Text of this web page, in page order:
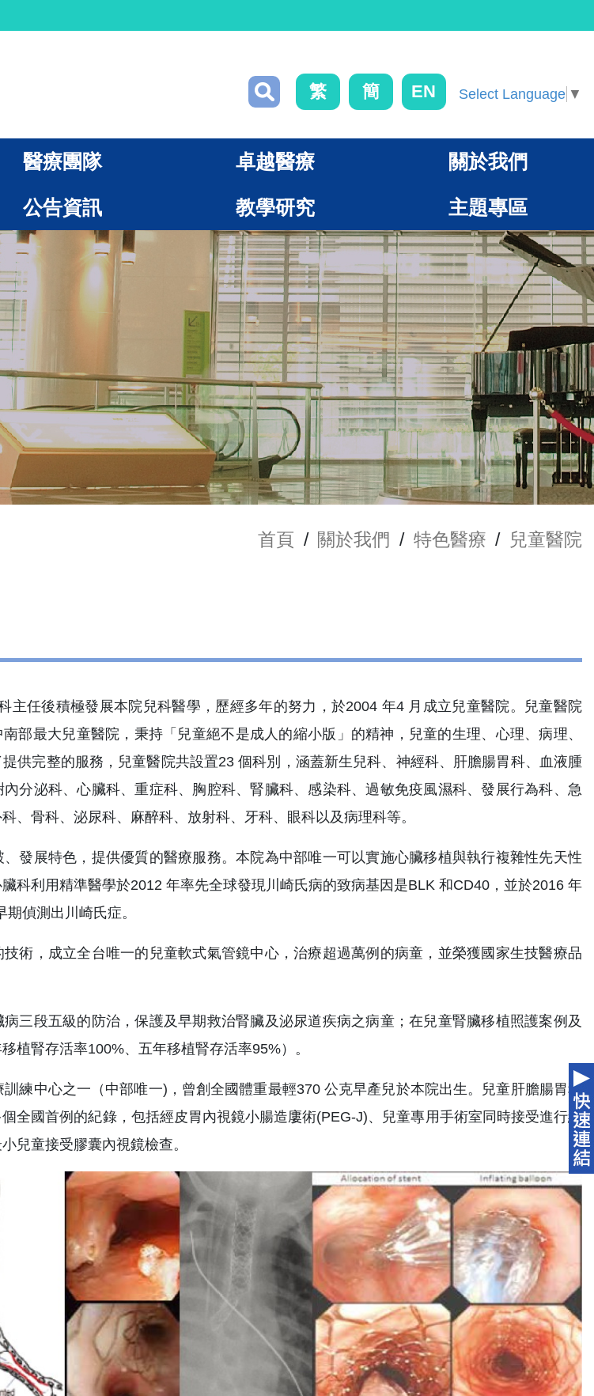
繁 簡 EN Select Language ▼
醫療團隊 卓越醫療 關於我們
公告資訊 教學研究 主題專區
首頁 / 關於我們 / 特色醫療 / 兒童醫院
主任後積極發展本院兒科醫學，歷經多年的努力，於2004 年4 月成立兒童醫院。兒童醫院
部最大兒童醫院，秉持「兒童絕不是成人的縮小版」的精神，兒童的生理、心理、病理、
供完整的服務，兒童醫院共設置23 個科別，涵蓋新生兒科、神經科、肝膽腸胃科、血液腫
分泌科、心臟科、重症科、胸腔科、腎臟科、感染科、過敏免疫風濕科、發展行為科、急
、骨科、泌尿科、麻醉科、放射科、牙科、眼科以及病理科等。
發展特色，提供優質的醫療服務。本院為中部唯一可以實施心臟移植與執行複雜性先天性
科利用精準醫學於2012 年率先全球發現川崎氏病的致病基因是BLK 和CD40，並於2016 年
偵測出川崎氏症。
術，成立全台唯一的兒童軟式氣管鏡中心，治療超過萬例的病童，並榮獲國家生技醫療品
三段五級的防治，保護及早期救治腎臟及泌尿道疾病之病童；在兒童腎臟移植照護案例及
植腎存活率100%、五年移植腎存活率95%）。
練中心之一（中部唯一)，曾創全國體重最輕370 公克早產兒於本院出生。兒童肝膽腸胃科
全國首例的紀錄，包括經皮胃內視鏡小腸造廔術(PEG-J)、兒童專用手術室同時接受進行經
兒童接受膠囊內視鏡檢查。